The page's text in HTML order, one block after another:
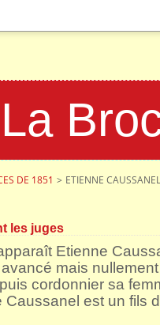
DE 1851 > ETIENNE
les juges
Etienne
mais
cordonnier sa
est un fils